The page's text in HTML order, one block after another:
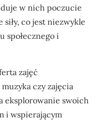
w nich poczucie
co jest niezwykle
społecznego i
zajęć
czy zajęcia
eksplorowanie swoich
i wspierającym